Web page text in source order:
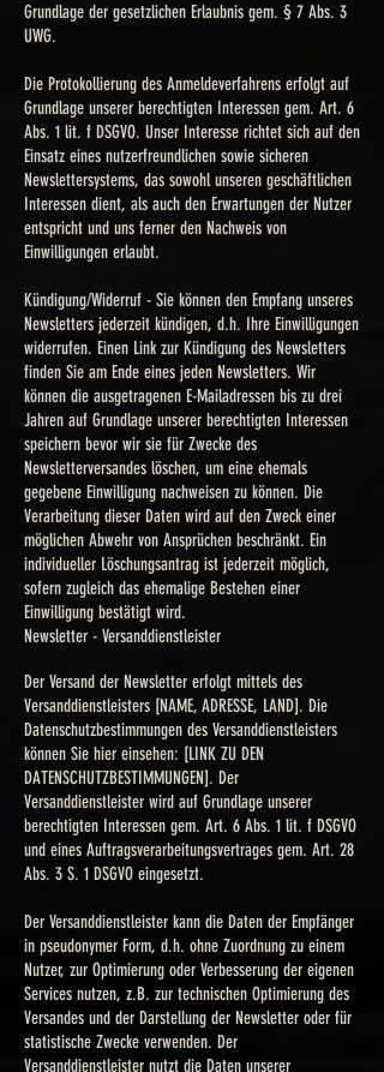
Grundlage der gesetzlichen Erlaubnis gem. § 7 Abs. 3
UWG.
Die Protokollierung des Anmeldeverfahrens erfolgt auf
Grundlage unserer berechtigten Interessen gem. Art. 6
Abs. 1 lit. f DSGVO. Unser Interesse richtet sich auf den
Einsatz eines nutzerfreundlichen sowie sicheren
Newslettersystems, das sowohl unseren geschäftlichen
Interessen dient, als auch den Erwartungen der Nutzer
entspricht und uns ferner den Nachweis von
Einwilligungen erlaubt.
Kündigung/Widerruf - Sie können den Empfang unseres
Newsletters jederzeit kündigen, d.h. Ihre Einwilligungen
widerrufen. Einen Link zur Kündigung des Newsletters
finden Sie am Ende eines jeden Newsletters. Wir
können die ausgetragenen E-Mailadressen bis zu drei
Jahren auf Grundlage unserer berechtigten Interessen
speichern bevor wir sie für Zwecke des
Newsletterversandes löschen, um eine ehemals
gegebene Einwilligung nachweisen zu können. Die
Verarbeitung dieser Daten wird auf den Zweck einer
möglichen Abwehr von Ansprüchen beschränkt. Ein
individueller Löschungsantrag ist jederzeit möglich,
sofern zugleich das ehemalige Bestehen einer
Einwilligung bestätigt wird.
Newsletter - Versanddienstleister
Der Versand der Newsletter erfolgt mittels des
Versanddienstleisters [NAME, ADRESSE, LAND]. Die
Datenschutzbestimmungen des Versanddienstleisters
können Sie hier einsehen: [LINK ZU DEN
DATENSCHUTZBESTIMMUNGEN]. Der
Versanddienstleister wird auf Grundlage unserer
berechtigten Interessen gem. Art. 6 Abs. 1 lit. f DSGVO
und eines Auftragsverarbeitungsvertrages gem. Art. 28
Abs. 3 S. 1 DSGVO eingesetzt.
Der Versanddienstleister kann die Daten der Empfänger
in pseudonymer Form, d.h. ohne Zuordnung zu einem
Nutzer, zur Optimierung oder Verbesserung der eigenen
Services nutzen, z.B. zur technischen Optimierung des
Versandes und der Darstellung der Newsletter oder für
statistische Zwecke verwenden. Der
Versanddienstleister nutzt die Daten unserer